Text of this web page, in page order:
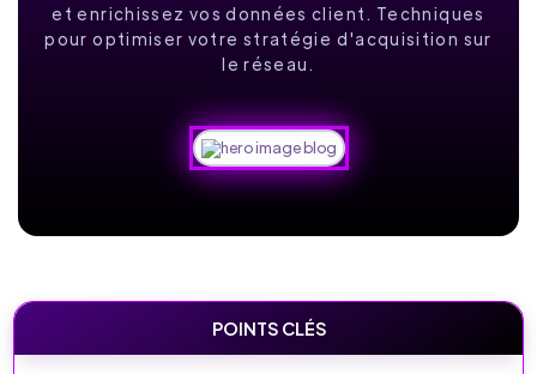
et enrichissez vos données client. Techniques
pour optimiser votre stratégie d'acquisition sur
le réseau.
POINTS CLÉS